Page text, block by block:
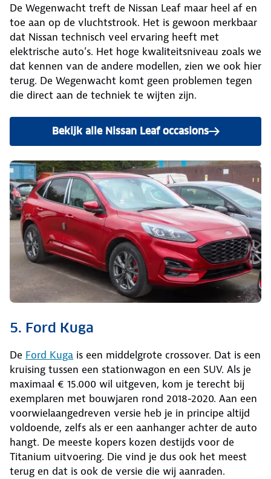
De Wegenwacht treft de Nissan Leaf maar heel af en
toe aan op de vluchtstrook. Het is gewoon merkbaar
dat Nissan technisch veel ervaring heeft met
elektrische auto’s. Het hoge kwaliteitsniveau zoals we
dat kennen van de andere modellen, zien we ook hier
terug. De Wegenwacht komt geen problemen tegen
die direct aan de techniek te wijten zijn.
Bekijk alle Nissan Leaf occasions
5. Ford Kuga
De Ford Kuga is een middelgrote crossover. Dat is een
kruising tussen een stationwagon en een SUV. Als je
maximaal € 15.000 wil uitgeven, kom je terecht bij
exemplaren met bouwjaren rond 2018-2020. Aan een
voorwielaangedreven versie heb je in principe altijd
voldoende, zelfs als er een aanhanger achter de auto
hangt. De meeste kopers kozen destijds voor de
Titanium uitvoering. Die vind je dus ook het meest
terug en dat is ook de versie die wij aanraden.